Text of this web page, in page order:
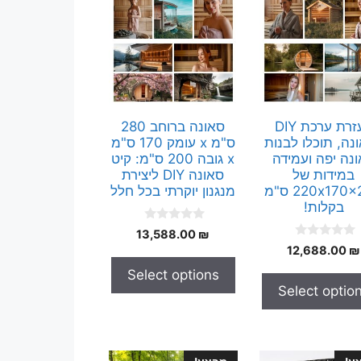
בעזרת ערכת DIY
תוכלו לבנות
יפה ועמידה
במידות של
220x170x200 ס"מ
בקלות!
0
o
o
5
12,688.00 ₪
Select
סאונה ברוחב 280
ס"מ x עומק 170 ס"מ
x גובה 200 ס"מ: קיט
סאונה DIY ליצירת
מנגנון יוקרתי בכל חלל
0
o
o
5
13,588.00 ₪
Select options